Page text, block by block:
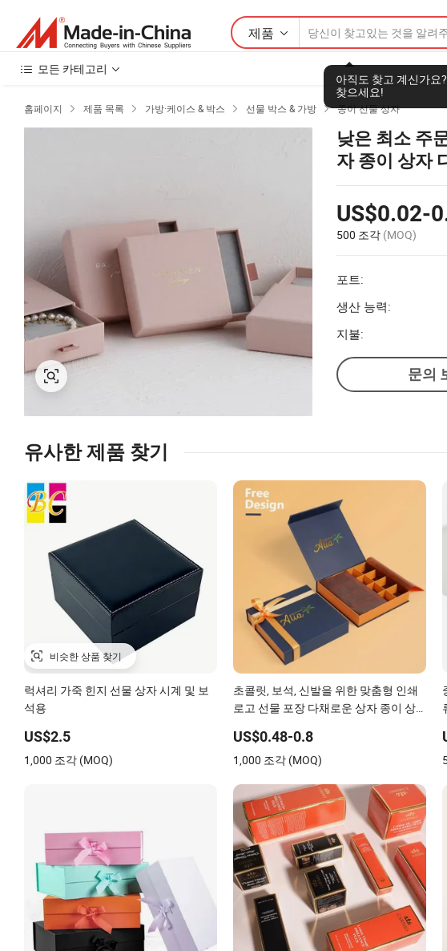
제품
아직도 찾고 계신가요
찾으세요!
모든 카테고리
홈페이지  제품 목록  가방·케이스 & 박스  선물 박스 & 가방  종이 선물 상자
낮은 최소 주
자 종이 상자
폰지 패드가
US$0.02-
500 조각 (MOQ)
포트:
생산 능력:
지불:
문의
유사한 제품 찾기
럭셔리 가죽 힌지 선물 상자 시계 및 보
석용
US$2.5
1,000 조각 (MOQ)
초콜릿, 보석, 신발을 위한 맞춤형 인쇄
로고 선물 포장 다채로운 상자 종이 상
US$0.48-0.8
1,000 조각 (MOQ)